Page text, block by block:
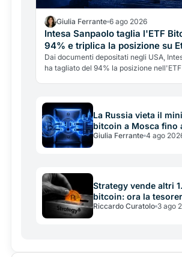
Giulia Ferrante 6 ago 2026
Intesa Sanpaolo taglia l'ETF
94% e triplica la posizione su
Dai documenti depositati negli USA,
ha tagliato del 94% la posizione
La Russia vieta il
bitcoin a Mosca fino
quando la rete
Giulia Ferrante 4 ago
Strategy vende altri
bitcoin: ora la
se stessa
Riccardo Curatolo 3 ago